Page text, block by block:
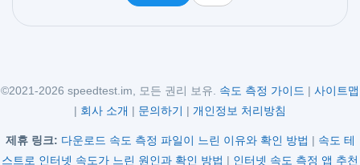
©2021-2026 speedtest.im, 모든 권리 보유. 속도 측정 가이드 | 사이트맵
| 회사 소개 | 문의하기 | 개인정보 처리방침
제휴 링크: 다운로드 속도 측정 파일이 느린 이유와 확인 방법 | 속도 테
스트로 인터넷 속도가 느린 원인과 확인 방법 | 인터넷 속도 측정 앱 추천